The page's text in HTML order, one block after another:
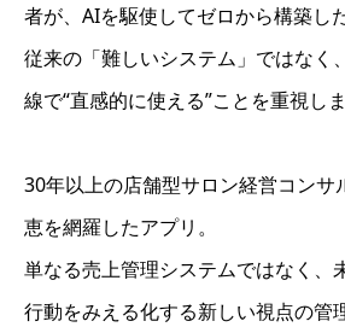
者が、AIを駆使してゼロから構築し
従来の「難しいシステム」ではなく
線で“直感的に使える”ことを重視しま
30年以上の店舗型サロン経営コンサ
恵を網羅したアプリ。
単なる売上管理システムではなく、
行動をみえる化する新しい視点の管